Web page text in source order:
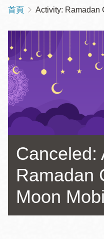
導
航
連
結
首頁 Activity: Ramadan
Canceled:
Ramadan
Moon